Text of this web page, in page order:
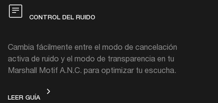
CONTROL DEL RUIDO
Cambia fácilmente entre el modo de cancelación
activa de ruido y el modo de transparencia en tu
Marshall Motif A.N.C. para optimizar tu escucha.
LEER GUÍACONTROL DEL RUIDO